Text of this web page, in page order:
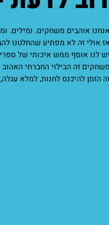
אנחנו אוהבים משחקים. ומילים.
אז אולי זה לא מפתיע שהחלטנו
יש לנו אוסף ממש איכותי של
משחקים זה הבילוי החברתי
הזמן להיכנס לחנות, למלא